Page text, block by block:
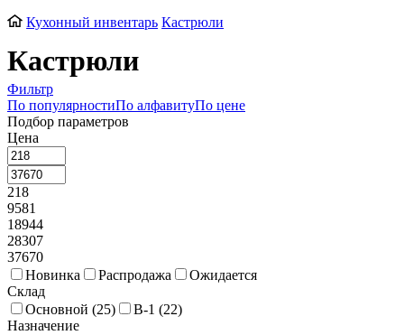
Кухонный инвентарь Кастрюли
Кастрюли
Фильтр
По популярностиПо алфавитуПо цене
Подбор параметров
Цена
218
9581
18944
28307
37670
Новинка
Распродажа
Ожидается
Склад
Основной (25) В-1 (22)
Назначение